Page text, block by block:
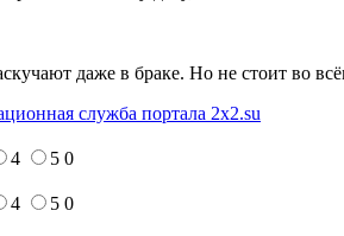
даже в браке. Но не стоит во
служба портала 2x2.su
4 5 0
4 5 0